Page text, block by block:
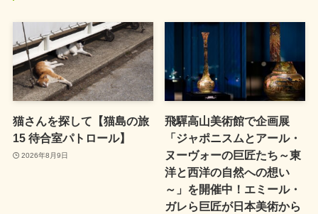
猫さんを探して【猫島の旅
15 待合室パトロール】
2026年8月9日
飛驒高山美術館で企画展
「ジャポニスムとアール・
ヌーヴォーの巨匠たち～東
洋と西洋の自然への想い
～」を開催中！エミール・
ガレら巨匠が日本美術から